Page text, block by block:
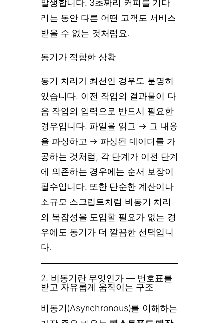
발생합니다. 3초짜리 커피를 기다
리는 동안 다른 어떤 고객도 서비스
받을 수 없는 것처럼요.
동기가 적합한 상황
동기 처리가 최선인 경우도 분명히
있습니다. 이전 작업의 결과물이 다
음 작업의 입력으로 반드시 필요한
경우입니다. 파일을 읽고 → 그 내용
을 파싱하고 → 파싱된 데이터를 가
공하는 것처럼, 각 단계가 이전 단계
에 의존하는 경우에는 순서 보장이
필수입니다. 또한 단순한 계산이나
소규모 스크립트처럼 비동기 처리
의 복잡성을 도입할 필요가 없는 경
우에도 동기가 더 깔끔한 선택입니
다.
2. 비동기란 무엇인가 — 번호표를
받고 자유롭게 움직이는 구조
비동기(Asynchronous)를 이해하는